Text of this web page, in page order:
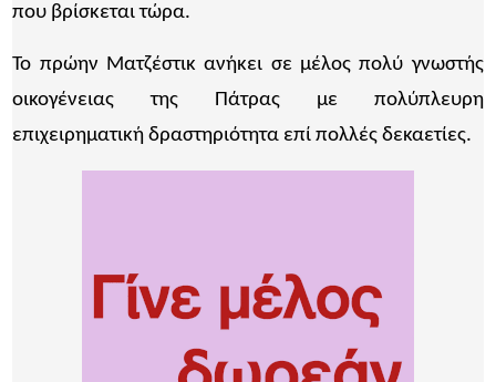
που βρίσκεται τώρα.
Το πρώην Ματζέστικ ανήκει σε μέλος πολύ γνωστής
οικογένειας της Πάτρας με πολύπλευρη
επιχειρηματική δραστηριότητα επί πολλές δεκαετίες.